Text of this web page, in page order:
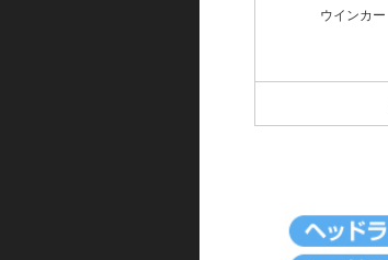
ウインカー